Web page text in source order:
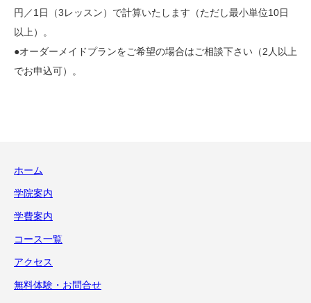
円／1日（3レッスン）で計算いたします（ただし最小単位10日
以上）。
●オーダーメイドプランをご希望の場合はご相談下さい（2人以上
でお申込可）。
ホーム
学院案内
学費案内
コース一覧
アクセス
無料体験・お問合せ